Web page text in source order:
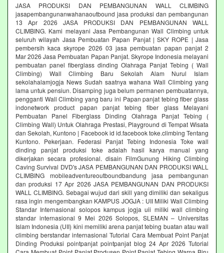
JASA PRODUKSI DAN PEMBANGUNAN WALL CLIMBING
jasapembangunanwahanaoutbound jasa produksi dan pembangunan
13 Apr 2026 JASA PRODUKSI DAN PEMBANGUNAN WALL
CLIMBING. Kami melayani Jasa Pembangunan Wall Climbing untuk
seluruh wilayah Jasa Pembuatan Papan Panjat | SKY ROPE | Jasa
pembersih kaca skyrope 2026 03 jasa pembuatan papan panjat 2
Mar 2026 Jasa Pembuatan Papan Panjat. Skyrope Indonesia melayani
pembuatan panel fiberglass dinding Olahraga Panjat Tebing ( Wall
Climbing) Wall Climbing Baru Sekolah Alam Nurul Islam
sekolahalamjogja News Sudah saatnya wahana Wall Climbing yang
lama untuk pensiun. Disamping juga belum permanen pembuatannya,
pengganti Wall Climbing yang baru ini Papan panjat tebing fiber glass
indonetwork product papan panjat tebing fiber glass Melayani
Pembuatan Panel Fiberglass Dinding Olahraga Panjat Tebing (
Climbing Wall) Untuk Olahraga Prestasi, Playground di Tempat Wisata
dan Sekolah, Kuntono | Facebook id id.facebook toke.climbing Tentang
Kuntono. Pekerjaan. Federasi Panjat Tebing Indonesia Toke wall
dinding panjat produksi toke adalah hasil karya manual yang
dikerjakan secara profesional. disain FilmGunung Hiking Climbing
Caving Survival DVD's JASA PEMBANGUNAN DAN PRODUKSI WALL
CLIMBING mobileadventureoutboundbandung jasa pembangunan
dan produksi 17 Apr 2026 JASA PEMBANGUNAN DAN PRODUKSI
WALL CLIMBING. Sebagai wujud dari skill yang dimiliki dan sekaligus
rasa ingin mengembangkan KAMPUS JOGJA : UII Miliki Wall Climbing
Standar Internasional solopos kampus jogja uii miliki wall climbing
standar internasional 9 Mei 2026 Solopos, SLEMAN – Universitas
Islam Indonesia (UII) kini memiliki arena panjat tebing buatan atau wall
climbing berstandar internasional Tutorial Cara Membuat Point Panjat
Dinding Produksi pointpanjat pointpanjat blog 24 Apr 2026 Tutorial